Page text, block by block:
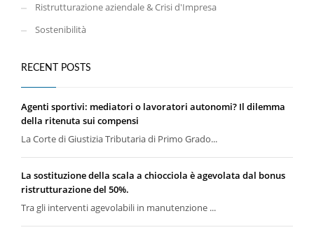
Ristrutturazione aziendale & Crisi d'Impresa
Sostenibilità
RECENT POSTS
Agenti sportivi: mediatori o lavoratori autonomi? Il dilemma
della ritenuta sui compensi
La Corte di Giustizia Tributaria di Primo Grado...
La sostituzione della scala a chiocciola è agevolata dal bonus
ristrutturazione del 50%.
Tra gli interventi agevolabili in manutenzione ...